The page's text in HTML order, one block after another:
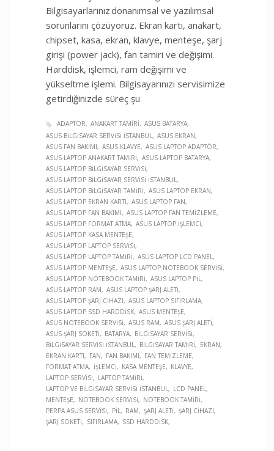
Bilgisayarlarınız donanımsal ve yazılımsal
sorunlarını çözüyoruz. Ekran kartı, anakart,
chipset, kasa, ekran, klavye, menteşe, şarj
girişi (power jack), fan tamiri ve değişimi.
Harddisk, işlemci, ram değişimi ve
yükseltme işlemi. Bilgisayarınızı servisimize
getirdiğinizde süreç şu
ADAPTÖR ANAKART TAMIRI
ASUS BATARYA
ASUS BILGISAYAR SERVISI İSTANBUL
ASUS EKRAN
ASUS FAN BAKIMI
ASUS KLAVYE
ASUS LAPTOP ADAPTÖR
ASUS LAPTOP ANAKART TAMIRI
ASUS LAPTOP BATARYA
ASUS LAPTOP BILGISAYAR SERVISI
ASUS LAPTOP BILGISAYAR SERVISI İSTANBUL
ASUS LAPTOP BILGISAYAR TAMIRI
ASUS LAPTOP EKRAN
ASUS LAPTOP EKRAN KARTI
ASUS LAPTOP FAN
ASUS LAPTOP FAN BAKIMI
ASUS LAPTOP FAN TEMIZLEME
ASUS LAPTOP FORMAT ATMA ASUS LAPTOP İŞLEMCI
ASUS LAPTOP KASA MENTEŞE
ASUS LAPTOP LAPTOP SERVISI
ASUS LAPTOP LAPTOP TAMIRI
ASUS LAPTOP LCD PANEL
ASUS LAPTOP MENTEŞE
ASUS LAPTOP NOTEBOOK SERVISI
ASUS LAPTOP NOTEBOOK TAMIRI
ASUS LAPTOP PIL
ASUS LAPTOP RAM
ASUS LAPTOP ŞARJ ALETI
ASUS LAPTOP ŞARJ CIHAZI
ASUS LAPTOP SIFIRLAMA
ASUS LAPTOP SSD HARDDISK ASUS MENTEŞE
ASUS NOTEBOOK SERVISI
ASUS RAM
ASUS ŞARJ ALETI
ASUS ŞARJ SOKETI
BATARYA
BILGISAYAR SERVISI
BILGISAYAR SERVISI İSTANBUL
BILGISAYAR TAMIRI
EKRAN
EKRAN KARTI
FAN FAN BAKIMI
FAN TEMIZLEME
FORMAT ATMA
İŞLEMCI KASA MENTEŞE
KLAVYE
LAPTOP SERVISI
LAPTOP TAMIRI
LAPTOP VE BILGISAYAR SERVISI İSTANBUL
LCD PANEL
MENTEŞE
NOTEBOOK SERVISI
NOTEBOOK TAMIRI
PERPA ASUS SERVISI
PIL RAM ŞARJ ALETI
ŞARJ CIHAZI
ŞARJ SOKETI
SIFIRLAMA SSD HARDDISK